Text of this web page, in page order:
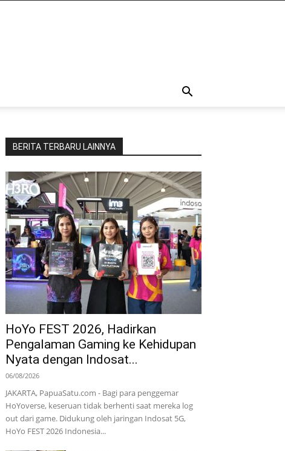
BERITA TERBARU LAINNYA
HoYo FEST 2026, Hadirkan
Pengalaman Gaming ke Kehidupan
Nyata dengan Indosat...
06/08/2026
JAKARTA, PapuaSatu.com - Bagi para penggemar
HoYoverse, keseruan tidak berhenti saat mereka log
out dari game. Didukung oleh jaringan Indosat 5G,
HoYo FEST 2026 Indonesia...